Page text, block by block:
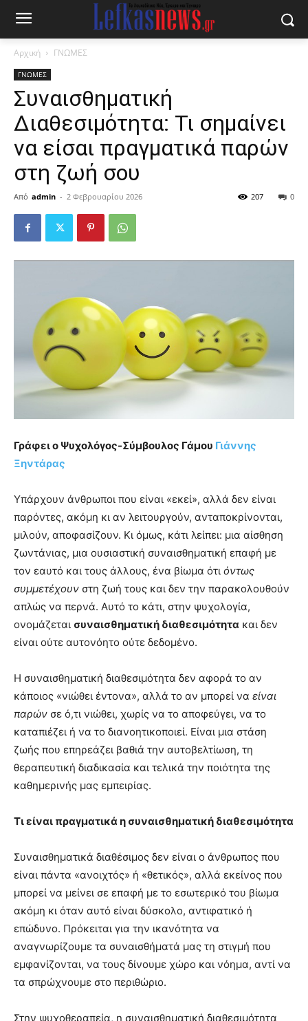
Αρχική ΓΝΩΜΕΣ
ΓΝΩΜΕΣ
Συναισθηματική
Διαθεσιμότητα: Τι σημαίνει
να είσαι πραγματικά παρών
στη ζωή σου
Από admin - 2 Φεβρουαρίου 2026 0
207
Γράφει ο Ψυχολόγος-Σύμβουλος Γάμου Γιάννης
Ξηντάρας
Υπάρχουν άνθρωποι που είναι «εκεί», αλλά δεν είναι
παρόντες, ακόμη κι αν λειτουργούν, ανταποκρίνονται,
μιλούν, αποφασίζουν. Κι όμως, κάτι λείπει: μια αίσθηση
ζωντάνιας, μια ουσιαστική συναισθηματική επαφή με
τον εαυτό και τους άλλους, ένα βίωμα ότι όντως
συμμετέχουν στη ζωή τους και δεν την παρακολουθούν
απλώς να περνά. Αυτό το κάτι, στην ψυχολογία,
ονομάζεται συναισθηματική διαθεσιμότητα και δεν
είναι ούτε αυτονόητο ούτε δεδομένο.
Η συναισθηματική διαθεσιμότητα δεν αφορά το αν
κάποιος «νιώθει έντονα», αλλά το αν μπορεί να είναι
παρών σε ό,τι νιώθει, χωρίς να το αποφεύγει, να το
καταπιέζει ή να το διανοητικοποιεί. Είναι μια στάση
ζωής που επηρεάζει βαθιά την αυτοβελτίωση, τη
θεραπευτική διαδικασία και τελικά την ποιότητα της
καθημερινής μας εμπειρίας.
Τι είναι πραγματικά η συναισθηματική διαθεσιμότητα
Συναισθηματικά διαθέσιμος δεν είναι ο άνθρωπος που
είναι πάντα «ανοιχτός» ή «θετικός», αλλά εκείνος που
μπορεί να μείνει σε επαφή με το εσωτερικό του βίωμα
ακόμη κι όταν αυτό είναι δύσκολο, αντιφατικό ή
επώδυνο. Πρόκειται για την ικανότητα να
αναγνωρίζουμε τα συναισθήματά μας τη στιγμή που
εμφανίζονται, να τους δίνουμε χώρο και νόημα, αντί να
τα σπρώχνουμε στο περιθώριο.
Στην ψυχοθεραπεία, η συναισθηματική διαθεσιμότητα